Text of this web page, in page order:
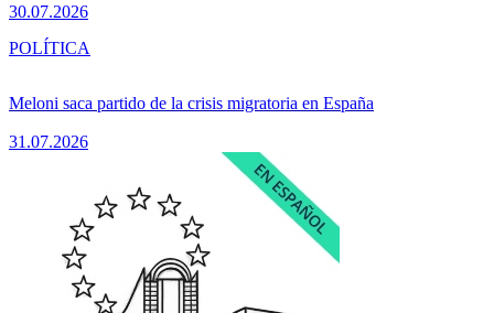
30.07.2026
Meloni saca partido de la crisis migratoria en España
31.07.2026
POLÍTICA